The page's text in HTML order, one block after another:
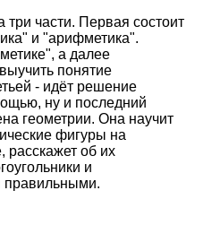
три части. Первая состоит
и "арифметика".
а далее
понятие
- идёт решение
ну и последний
геометрии. Она научит
фигуры на
расскажет об их
и
правильными.